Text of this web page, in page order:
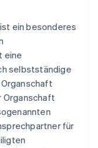
ein besonderes
eine
selbstständige
Organschaft
für